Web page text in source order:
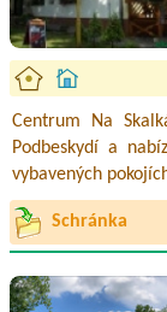
Centrum Na
Podbeskydí a
vybavených
Schránka